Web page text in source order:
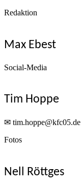
Redaktion
Max Ebest
Social-Media
Tim Hoppe
✉ tim.hoppe@kfc05.de
Fotos
Nell Röttges